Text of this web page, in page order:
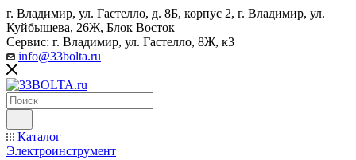
г. Владимир, ул. Гастелло, д. 8Б, корпус 2, г. Владимир, ул. ​
Куйбышева, 26Ж, Блок Восток
Сервис: г. Владимир, ул. Гастелло, 8Ж, к3
info@33bolta.ru
Каталог
Электроинструмент